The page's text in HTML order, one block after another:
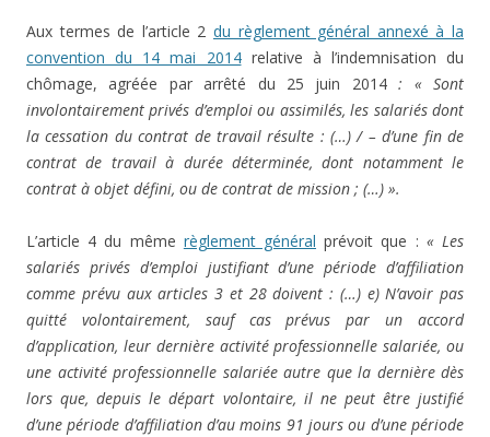
Aux termes de l’article 2 du règlement général annexé à la
convention du 14 mai 2014relative à l’indemnisation du
chômage, agréée par arrêté du 25 juin 2014: « Sont
involontairement privés d’emploi ou assimilés, les salariés dont
la cessation du contrat de travail résulte : (…) / – d’une fin de
contrat de travail à durée déterminée, dont notamment le
contrat à objet défini, ou de contrat de mission ; (…) ».
L’article 4 du même règlement général prévoit que : « Les
salariés privés d’emploi justifiant d’une période d’affiliation
comme prévu aux articles 3 et 28 doivent : (…) e) N’avoir pas
quitté volontairement, sauf cas prévus par un accord
d’application, leur dernière activité professionnelle salariée, ou
une activité professionnelle salariée autre que la dernière dès
lors que, depuis le départ volontaire, il ne peut être justifié
d’une période d’affiliation d’au moins 91 jours ou d’une période